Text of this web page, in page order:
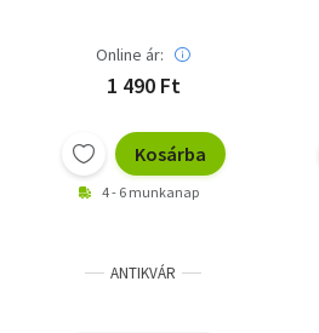
Online ár:
1 490 Ft
Kosárba
4 - 6 munkanap
ANTIKVÁR